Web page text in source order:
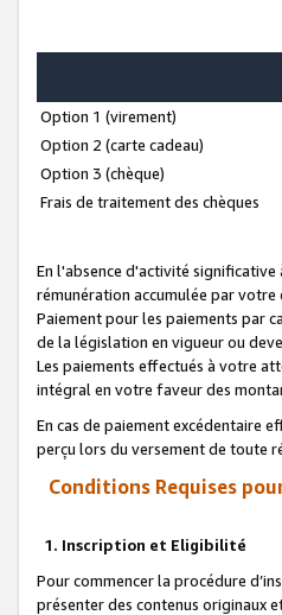
Option 1 (virement)
Option 2 (carte cadeau)
Option 3 (chèque)
Frais de traitement des chèques
En l'absence d'activité
rémunération accumulée par
Paiement pour les paiements par
de la législation en vigueur ou
Les paiements effectués à votre
intégral en votre faveur des
En cas de paiement excédentaire
perçu lors du versement de toute
Conditions Requises
1. Inscription et Eligibilité
Pour commencer la procédure
présenter des contenus originaux